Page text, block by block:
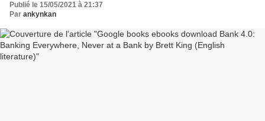
Publié le 15/05/2021 à 21:37
Par ankynkan